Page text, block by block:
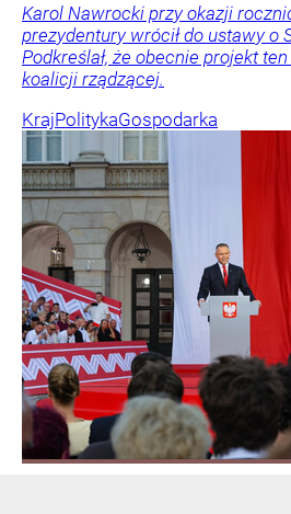
Karol Nawrocki przy okazji
prezydentury wrócił do ustawy o
Podkreślał, że obecnie projekt
koalicji rządzącej.
KrajPolitykaGospodarka